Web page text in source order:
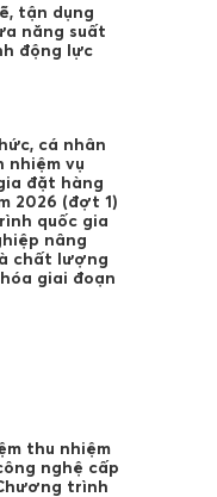
tận dụng
năng suất
động lực
cá nhân
nhiệm vụ
đặt hàng
2026 (đợt 1)
quốc gia
nâng
chất lượng
giai đoạn
thu nhiệm
nghệ cấp
trình